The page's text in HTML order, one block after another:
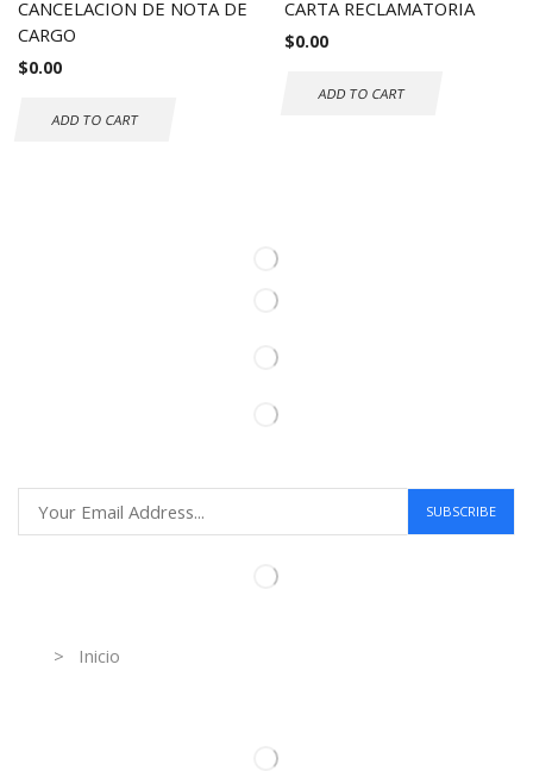
CANCELACION DE NOTA DE
CARGO
$0.00
ADD TO CART
CARTA RECLAMATORIA
$0.00
ADD TO CART
> Inicio